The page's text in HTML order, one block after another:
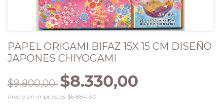
PAPEL ORIGAMI BIFAZ 15X 15 CM DISEÑO
JAPONES CHIYOGAMI
$9.800,00 $8.330,00
Precio sin impuestos $6.884,30